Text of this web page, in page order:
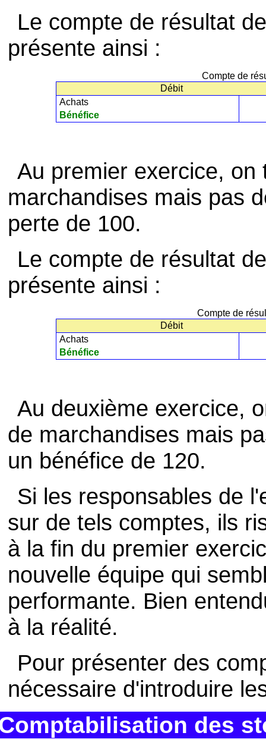
Le compte de résultat
présente ainsi :
Compte de
Débit
Achats
Bénéfice
Au premier exercice, on
marchandises mais pas
perte de 100.
Le compte de résultat
présente ainsi :
Compte de
Débit
Achats
Bénéfice
Au deuxième exercice,
de marchandises mais
un bénéfice de 120.
Si les responsables de
sur de tels comptes, ils
à la fin du premier
nouvelle équipe qui
performante. Bien
à la réalité.
Pour présenter des
nécessaire d'introduire
des